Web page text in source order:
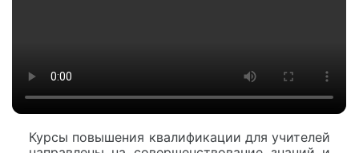
Курсы повышения квалификации для учителей